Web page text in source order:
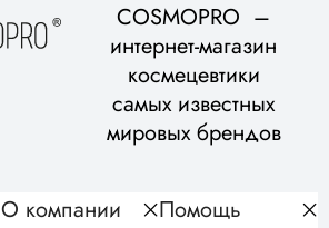
COSMOPRO –
интернет-магазин
космецевтики
самых известных
мировых брендов
О компании Помощь